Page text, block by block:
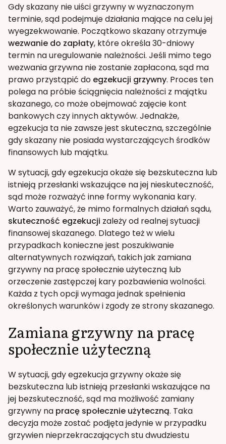
Gdy skazany nie uiści grzywny w wyznaczonym
terminie, sąd podejmuje działania mające na celu jej
wyegzekwowanie. Początkowo skazany otrzymuje
wezwanie do zapłaty, które określa 30-dniowy
termin na uregulowanie należności. Jeśli mimo tego
wezwania grzywna nie zostanie zapłacona, sąd ma
prawo przystąpić do egzekucji grzywny. Proces ten
polega na próbie ściągnięcia należności z majątku
skazanego, co może obejmować zajęcie kont
bankowych czy innych aktywów. Jednakże,
egzekucja ta nie zawsze jest skuteczna, szczególnie
gdy skazany nie posiada wystarczających środków
finansowych lub majątku.
W sytuacji, gdy egzekucja okaże się bezskuteczna lub
istnieją przesłanki wskazujące na jej nieskuteczność,
sąd może rozważyć inne formy wykonania kary.
Warto zauważyć, że mimo formalnych działań sądu,
skuteczność egzekucji zależy od realnej sytuacji
finansowej skazanego. Dlatego też w wielu
przypadkach konieczne jest poszukiwanie
alternatywnych rozwiązań, takich jak zamiana
grzywny na pracę społecznie użyteczną lub
orzeczenie zastępczej kary pozbawienia wolności.
Każda z tych opcji wymaga jednak spełnienia
określonych warunków i zgody ze strony skazanego.
Zamiana grzywny na pracę
społecznie użyteczną
W sytuacji, gdy egzekucja grzywny okaże się
bezskuteczna lub istnieją przesłanki wskazujące na
jej bezskuteczność, sąd ma możliwość zamiany
grzywny na pracę społecznie użyteczną. Taka
decyzja może zostać podjęta jedynie w przypadku
grzywien nieprzekraczających stu dwudziestu